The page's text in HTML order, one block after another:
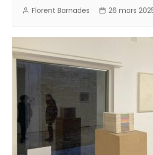
Florent Barnades 26 mars